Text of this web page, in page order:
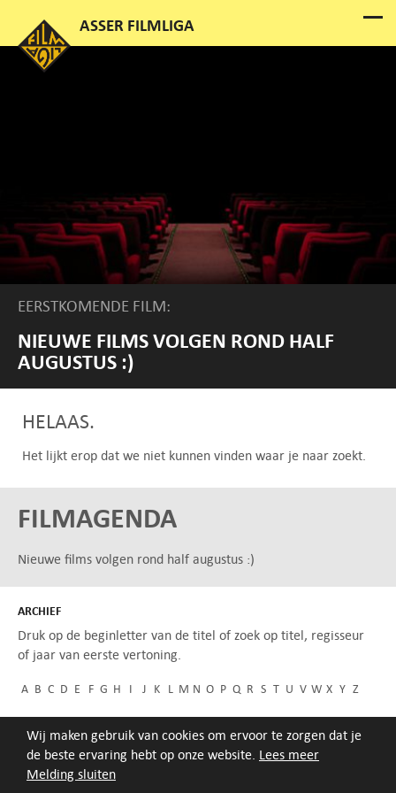
Melding sluiten
Wij maken gebruik van cookies om ervoor te zorgen dat je
de beste ervaring hebt op onze website. Lees meer
EERSTKOMENDE FILM:
NIEUWE FILMS VOLGEN ROND HALF
AUGUSTUS :)
HELAAS.
Het lijkt erop dat we niet kunnen vinden waar je naar zoekt.
FILMAGENDA
Nieuwe films volgen rond half augustus :)
ARCHIEF
Druk op de beginletter van de titel of zoek op titel, regisseur
of jaar van eerste vertoning.
A B C D E F G H I J K L M N O P Q R S T U V W X Y Z